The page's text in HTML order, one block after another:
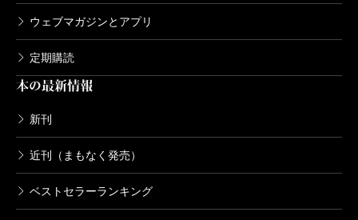
ウェブマガジンとアプリ
定期購読
本の最新情報
新刊
近刊（まもなく発売）
ベストセラーランキング